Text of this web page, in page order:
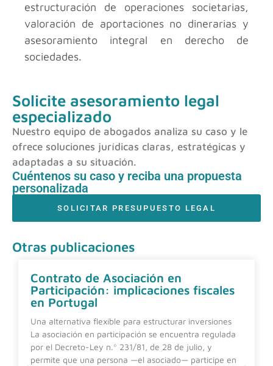
estructuración de operaciones societarias,
valoración de aportaciones no dinerarias y
asesoramiento integral en derecho de
sociedades.
Solicite asesoramiento legal
especializado
Nuestro equipo de abogados analiza su caso y le
ofrece soluciones jurídicas claras, estratégicas y
adaptadas a su situación.
Cuéntenos su caso y reciba una propuesta
personalizada
SOLICITAR PRESUPUESTO LEGAL
Otras publicaciones
Contrato de Asociación en
Participación: implicaciones fiscales
en Portugal
Una alternativa flexible para estructurar inversiones
La asociación en participación se encuentra regulada
por el Decreto-Ley n.º 231/81, de 28 de julio, y
permite que una persona —el asociado— participe en